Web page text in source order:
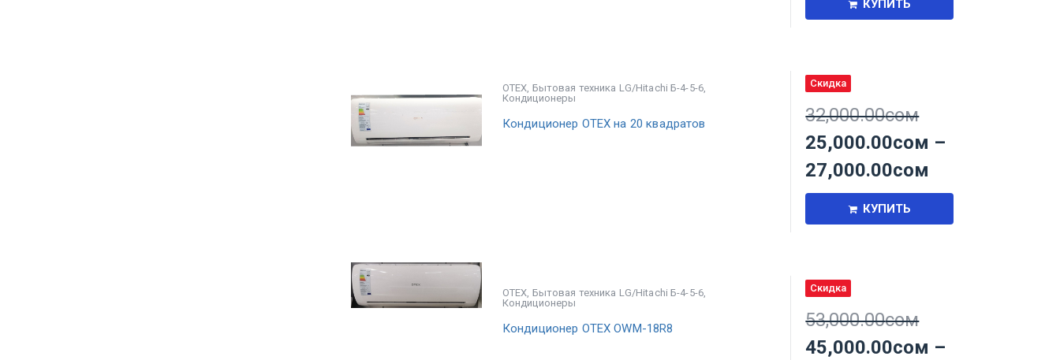
КУПИТЬ
OTEX, Бытовая техника LG/Hitachi Б-4-5-6,
Кондиционеры
Кондиционер OTEX на 20 квадратов
Скидка
32,000.00сом
25,000.00сом –
27,000.00сом
КУПИТЬ
OTEX, Бытовая техника LG/Hitachi Б-4-5-6,
Кондиционеры
Кондиционер OTEX OWM-18R8
Скидка
53,000.00сом
45,000.00сом –